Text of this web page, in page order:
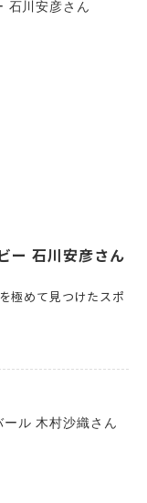
ー 石川安彦さん
極めて見つけたスポ